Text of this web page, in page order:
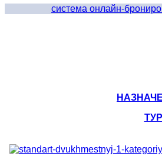
система онлайн-